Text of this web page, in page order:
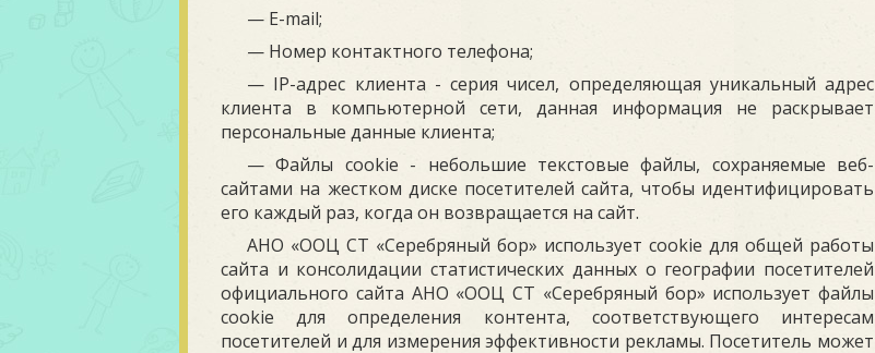
— E-mail;
— Номер контактного телефона;
— IP-адрес клиента - серия чисел, определяющая уникальный адрес
клиента в компьютерной сети, данная информация не раскрывает
персональные данные клиента;
— Файлы сookie - небольшие текстовые файлы, сохраняемые веб-
сайтами на жестком диске посетителей сайта, чтобы идентифицировать
его каждый раз, когда он возвращается на сайт.
АНО «ООЦ СТ «Серебряный бор» использует cookie для общей работы
сайта и консолидации статистических данных о географии посетителей
официального сайта АНО «ООЦ СТ «Серебряный бор» использует файлы
cookie для определения контента, соответствующего интересам
посетителей и для измерения эффективности рекламы. Посетитель может